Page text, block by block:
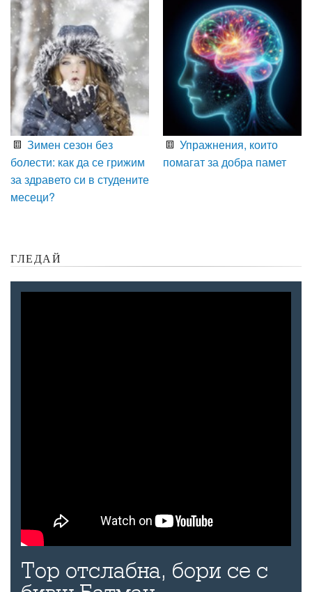
Зимен сезон без
болести: как да се грижим
за здравето си в студените
месеци?
Упражнения, които
помагат за добра памет
ГЛЕДАЙ
Тор отслабна, бори се с